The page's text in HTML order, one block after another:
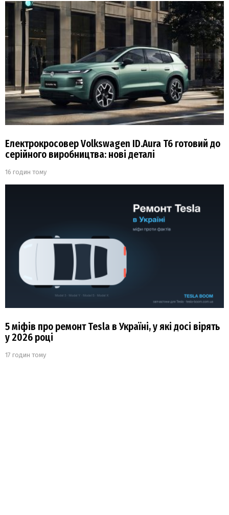
Електрокросовер Volkswagen ID.Aura T6 готовий до
серійного виробництва: нові деталі
16 годин тому
5 міфів про ремонт Tesla в Україні, у які досі вірять
у 2026 році
17 годин тому